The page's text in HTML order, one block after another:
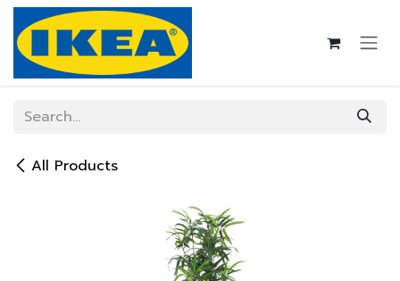
Skip to Content
All Products